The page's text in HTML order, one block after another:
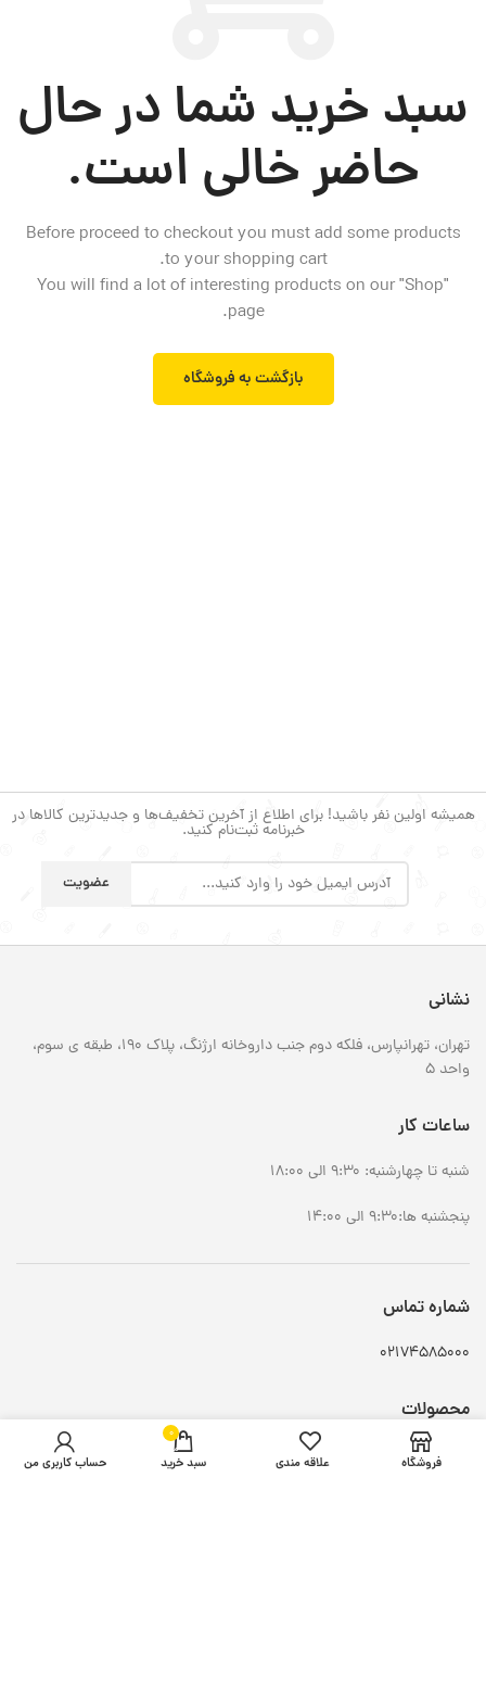
سبد خرید شما در حال
حاضر خالی است.
Before proceed to checkout you must add some products
to your shopping cart.
You will find a lot of interesting products on our "Shop"
page.
بازگشت به فروشگاه
همیشه اولین نفر باشید! برای اطلاع از آخرین تخفیف‌ها و جدیدترین کالاها در
خبرنامه ثبت‌نام کنید.
نشانی
تهران، تهرانپارس، فلکه دوم جنب داروخانه ارژنگ، پلاک 190، طبقه ی سوم،
واحد 5
ساعات کار
شنبه تا چهارشنبه: 9:30 الی 18:00
پنجشنبه ها:9:30 الی 14:00
شماره تماس
02174585000
محصولات
تابلو طلا فروشی
فروشگاه علاقه مندی
0
محصول
سبد خرید حساب کاربری من